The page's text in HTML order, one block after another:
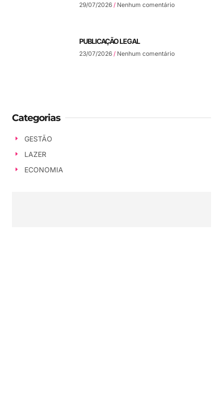
29/07/2026 Nenhum comentário
PUBLICAÇÃO LEGAL
23/07/2026 Nenhum comentário
Categorias
GESTÃO
LAZER
ECONOMIA